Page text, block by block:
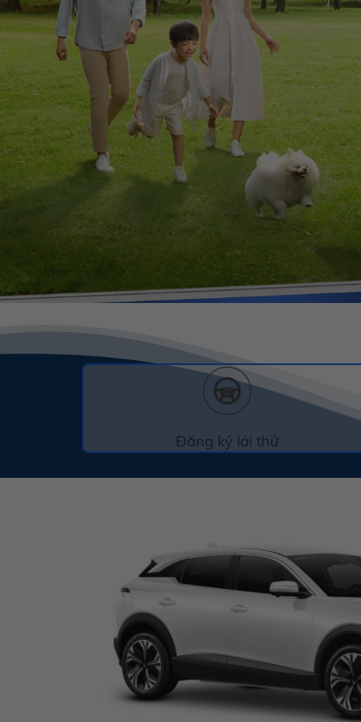
Đăng ký lái thử